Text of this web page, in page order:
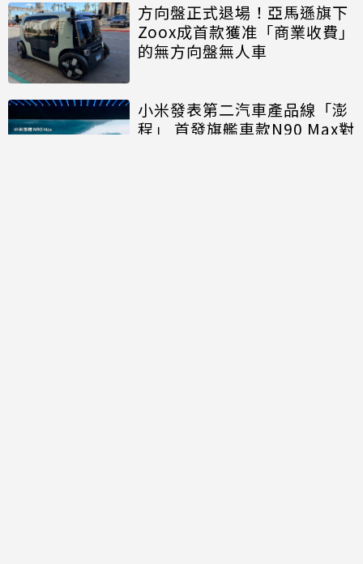
方向盤正式退場！亞馬遜旗下
Zoox成首款獲准「商業收費」
的無方向盤無人車
小米發表第二汽車產品線「澎
程」 首發旗艦車款N90 Max對